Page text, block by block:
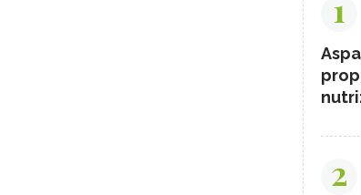
1
2